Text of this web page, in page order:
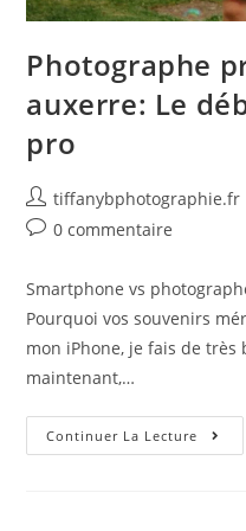
Photographe
auxerre: Le
pro
tiffanybphotographie.fr
0 commentaire
Smartphone vs
Pourquoi vos souvenirs
mon iPhone, je fais de très
maintenant,…
Continuer La Lecture